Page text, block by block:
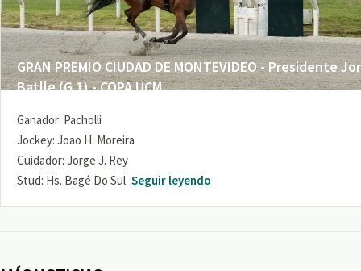
GRAN PREMIO CIUDAD DE MONTEVIDEO - Presidente
Batlle (G 1) - COPA UCM
Ganador: Pacholli
Jockey: Joao H. Moreira
Cuidador: Jorge J. Rey
Stud: Hs. Bagé Do Sul Seguir leyendo